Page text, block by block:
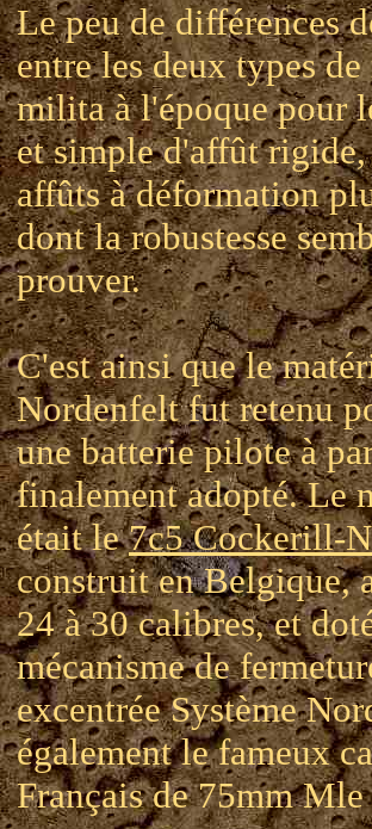
Le peu de différences
entre les deux types
milita à l'époque pour
et simple d'affût rigide,
affûts à déformation
dont la robustesse
prouver.
C'est ainsi que le
Nordenfelt fut retenu
une batterie pilote à
finalement adopté. Le
était le7c5 Cockerill-
construit en Belgique,
24 à 30 calibres, et
mécanisme de
excentrée Système
également le fameux
Français de 75mm